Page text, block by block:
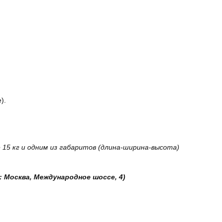
кг и одним из габаритов (длина-ширина-высота)
Москва, Международное шоссе, 4)